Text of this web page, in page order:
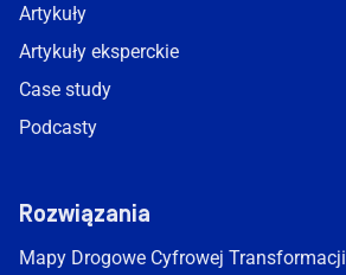
Artykuły
Artykuły eksperckie
Case study
Podcasty
Rozwiązania
Mapy Drogowe Cyfrowej Transformacji